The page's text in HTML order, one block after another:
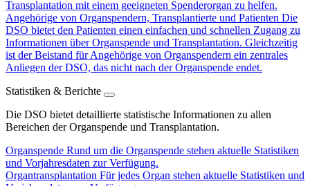
Transplantation mit einem geeigneten Spenderorgan zu helfen.
Angehörige von Organspendern, Transplantierte und Patienten Die
DSO bietet den Patienten einen einfachen und schnellen Zugang zu
Informationen über Organspende und Transplantation. Gleichzeitig
ist der Beistand für Angehörige von Organspendern ein zentrales
Anliegen der DSO, das nicht nach der Organspende endet.
Statistiken & Berichte
Die DSO bietet detaillierte statistische Informationen zu allen
Bereichen der Organspende und Transplantation.
Organspende Rund um die Organspende stehen aktuelle Statistiken
und Vorjahresdaten zur Verfügung.
Organtransplantation Für jedes Organ stehen aktuelle Statistiken und